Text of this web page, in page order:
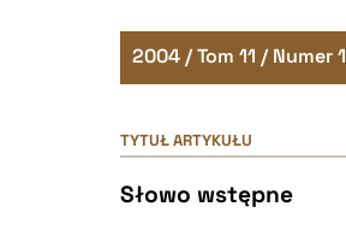
2004 / Tom 11 / Numer 1
TYTUŁ ARTYKUŁU
Słowo wstępne